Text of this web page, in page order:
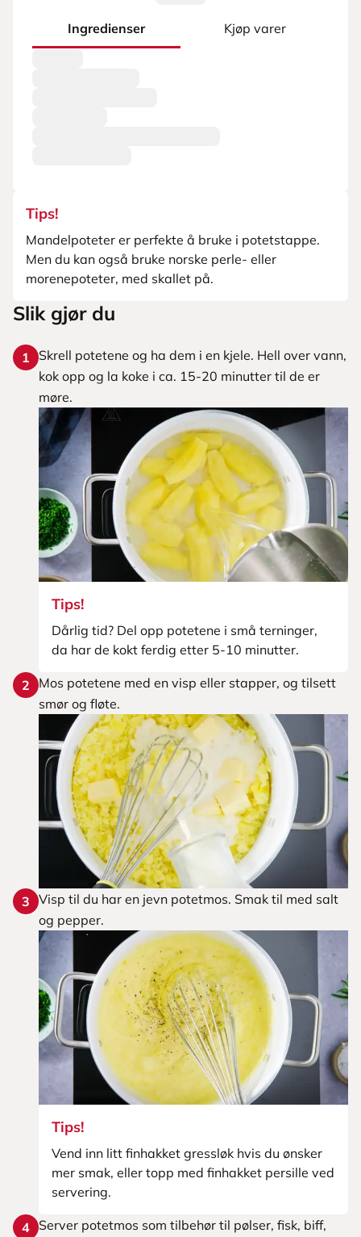
Ingredienser Kjøp varer
Tips!
Mandelpoteter er perfekte å bruke i potetstappe.
Men du kan også bruke norske perle- eller
morenepoteter, med skallet på.
Slik gjør du
1
Skrell potetene og ha dem i en kjele. Hell over vann,
kok opp og la koke i ca. 15-20 minutter til de er
møre.
Tips!
Dårlig tid? Del opp potetene i små terninger,
da har de kokt ferdig etter 5-10 minutter.
2
Mos potetene med en visp eller stapper, og tilsett
smør og fløte.
3 Visp til du har en jevn potetmos. Smak til med salt
og pepper.
Tips!
Vend inn litt finhakket gressløk hvis du ønsker
mer smak, eller topp med finhakket persille ved
servering.
4 Server potetmos som tilbehør til pølser, fisk, biff,